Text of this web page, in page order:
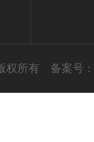
权所有 备案号